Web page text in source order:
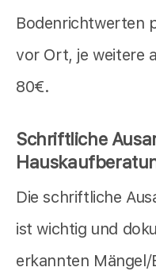
Bodenrichtwerten
vor Ort, je weitere
80€.
Schriftliche
Die schriftliche
ist wichtig und
erkannten